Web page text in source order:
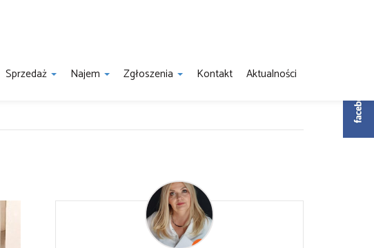
Sprzedaż Najem Zgłoszenia Kontakt Aktualności